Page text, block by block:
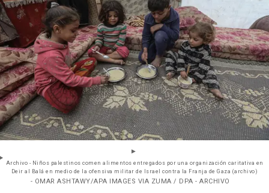
Archivo - Niños palestinos comen alimentos entregados por una organización caritativa en
Deir al Balá en medio de la ofensiva militar de Israel contra la Franja de Gaza (archivo)
- OMAR ASHTAWY/APA IMAGES VIA ZUMA / DPA - ARCHIVO